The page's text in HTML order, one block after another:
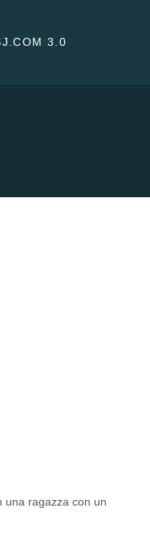
3.0
una ragazza con un